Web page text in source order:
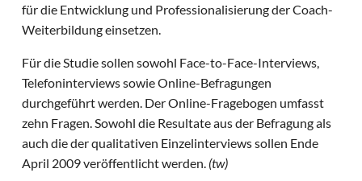
für die Entwicklung und Professionalisierung der Coach-
Weiterbildung einsetzen.
Für die Studie sollen sowohl Face-to-Face-Interviews,
Telefoninterviews sowie Online-Befragungen
durchgeführt werden. Der Online-Fragebogen umfasst
zehn Fragen. Sowohl die Resultate aus der Befragung als
auch die der qualitativen Einzelinterviews sollen Ende
April 2009 veröffentlicht werden. (tw)